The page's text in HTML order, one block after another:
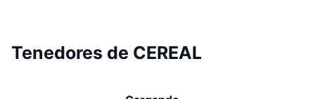
Tenedores de CEREAL